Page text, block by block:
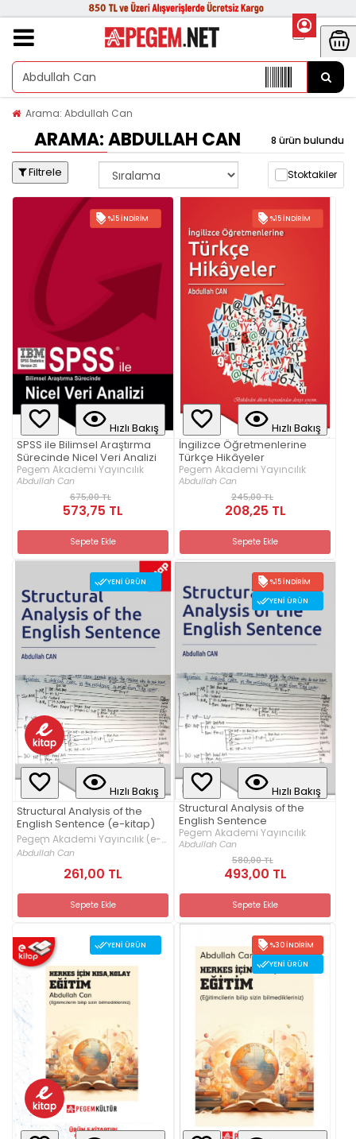
Arama: Abdullah Can
ARAMA: ABDULLAH CAN 8 ürün bulundu
Filtrele Stoktakiler
%15 İNDIRIM
Hızlı Bakış
SPSS ile Bilimsel Araştırma
Sürecinde Nicel Veri Analizi
Pegem Akademi Yayıncılık
Abdullah Can
675,00 TL
573,75 TL
Sepete Ekle
%15 İNDIRIM
Hızlı Bakış
İngilizce Öğretmenlerine
Türkçe Hikâyeler
Pegem Akademi Yayıncılık
Abdullah Can
245,00 TL
208,25 TL
Sepete Ekle
YENI ÜRÜN
Hızlı Bakış
Structural Analysis of the
English Sentence (e-kitap)
Pegem Akademi Yayıncılık (e-
kitap)
Abdullah Can
261,00 TL
Sepete Ekle
%15 İNDIRIM
YENI ÜRÜN
Hızlı Bakış
Structural Analysis of the
English Sentence
Pegem Akademi Yayıncılık
Abdullah Can
580,00 TL
493,00 TL
Sepete Ekle
YENI ÜRÜN
%30 İNDIRIM
YENI ÜRÜN